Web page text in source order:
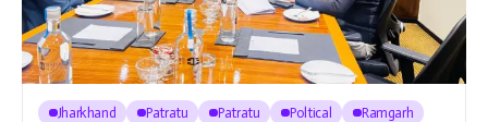
Jharkhand Patratu Patratu Poltical
Ramgarh